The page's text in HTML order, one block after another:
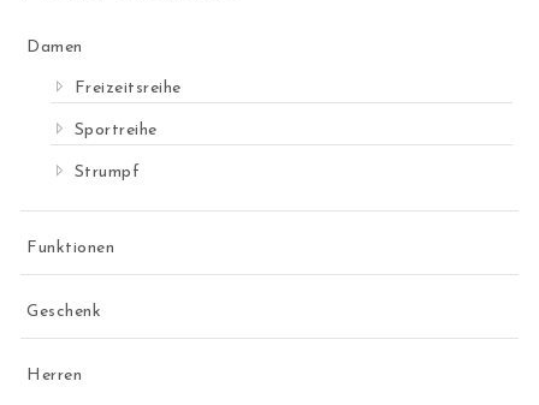
Damen
Freizeitsreihe
Sportreihe
Strumpf
Funktionen
Geschenk
Herren